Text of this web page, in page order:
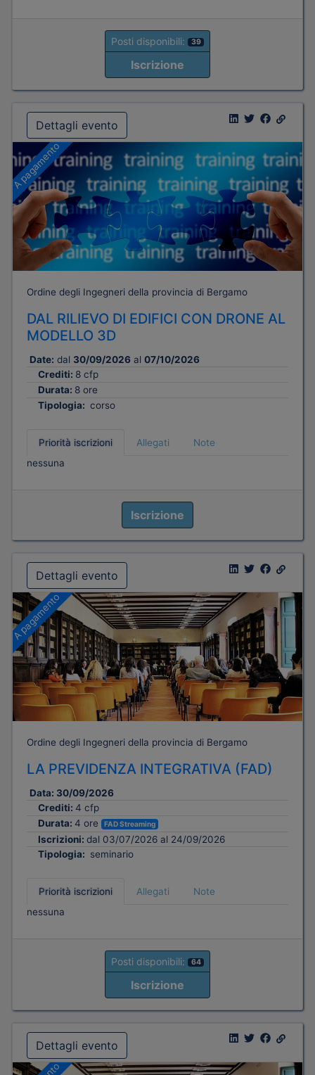
Posti disponibili: 39
Iscrizione
Dettagli evento
A pagamento
Ordine degli Ingegneri della provincia di Bergamo
DAL RILIEVO DI EDIFICI CON DRONE AL
MODELLO 3D
Date: dal 30/09/2026 al 07/10/2026
Crediti: 8 cfp
Durata: 8 ore
Tipologia: corso
Priorità iscrizioni Allegati
Note
nessuna
Iscrizione
Dettagli evento
A pagamento
Ordine degli Ingegneri della provincia di Bergamo
LA PREVIDENZA INTEGRATIVA (FAD)
Data: 30/09/2026
Crediti: 4 cfp
Durata: 4 ore FAD Streaming
Iscrizioni: dal 03/07/2026 al 24/09/2026
Tipologia: seminario
Priorità iscrizioni Allegati
Note
nessuna
Posti disponibili: 64
Iscrizione
Dettagli evento